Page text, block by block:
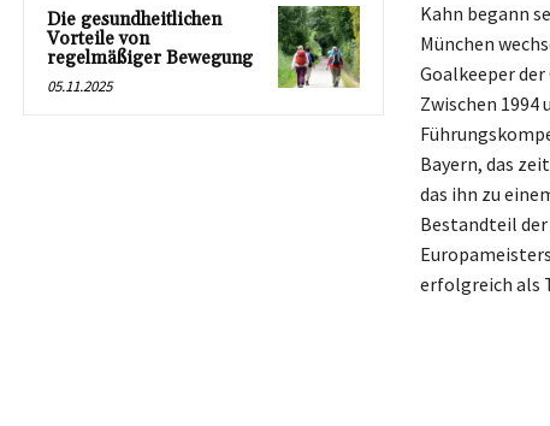
Die gesundheitlichen
Vorteile von
regelmäßiger Bewegung
05.11.2025
Kahn begann
München
Goalkeeper
Zwischen 1994
Bayern, das
das ihn zu
Bestandteil
erfolgreich als